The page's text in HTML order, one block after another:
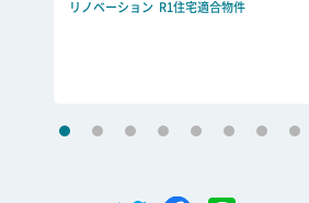
リノベーション R1住宅適合物件